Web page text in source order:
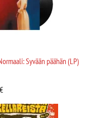
Syvään päähän (LP)
€